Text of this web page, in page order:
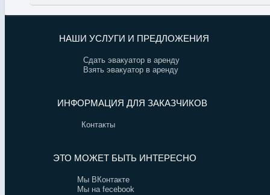
НАШИ УСЛУГИ И ПРЕДЛОЖЕНИЯ
Сдать эвакуатор в аренду
Взять эвакуатор в аренду
ИНФОРМАЦИЯ ДЛЯ ЗАКАЗЧИКОВ
Контакты
ЭТО МОЖЕТ БЫТЬ ИНТЕРЕСНО
Мы ВКонтакте
Мы на fecebook